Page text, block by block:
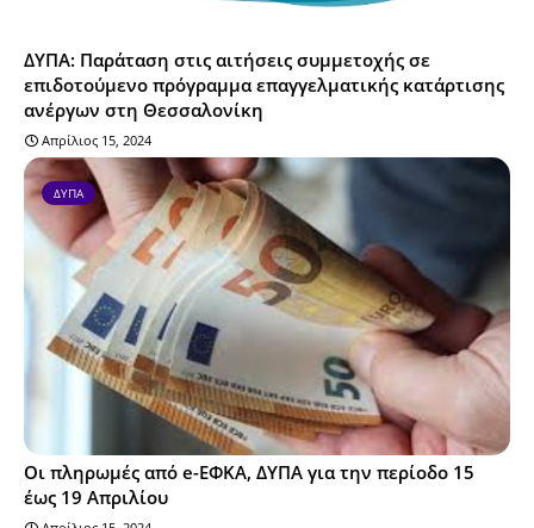
ΔΥΠΑ: Παράταση στις αιτήσεις συμμετοχής σε
επιδοτούμενο πρόγραμμα επαγγελματικής κατάρτισης
ανέργων στη Θεσσαλονίκη
Απρίλιος 15, 2024
ΔΥΠΑ
Οι πληρωμές από e-ΕΦΚΑ, ΔΥΠΑ για την περίοδο 15
έως 19 Απριλίου